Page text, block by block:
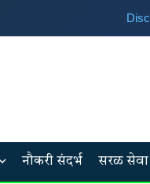
नौकरी संदर्भ सरळ सेवा